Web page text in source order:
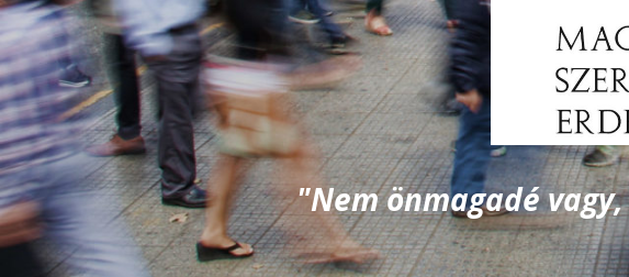
"Nem önmagadé